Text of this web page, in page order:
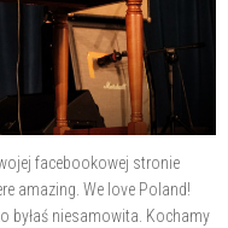
facebookowej stronie
amazing. We love Poland!
byłaś niesamowita. Kochamy